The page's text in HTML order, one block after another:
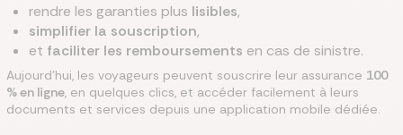
rendre les garanties plus lisibles,
simplifier la souscription,
et faciliter les remboursements en cas de sinistre.
Aujourd’hui, les voyageurs peuvent souscrire leur assurance 100
% en ligne, en quelques clics, et accéder facilement à leurs
documents et services depuis une application mobile dédiée.